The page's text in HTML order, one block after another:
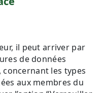
il peut arriver par
de données
concernant les types
aux membres du